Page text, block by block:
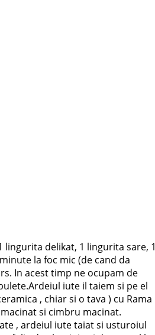
delikat, 1 lingurita sare, 1
la foc mic (de cand da
In acest timp ne ocupam de
iute il taiem si pe el
, chiar si o tava ) cu Rama
si cimbru macinat.
, ardeiul iute taiat si usturoiul